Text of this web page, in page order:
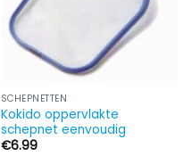
SCHEPNETTEN
Kokido oppervlakte
schepnet eenvoudig
€6.99